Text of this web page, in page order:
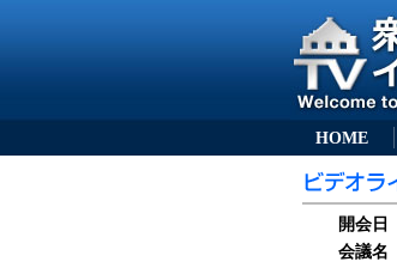
HOME
開会日
会議名